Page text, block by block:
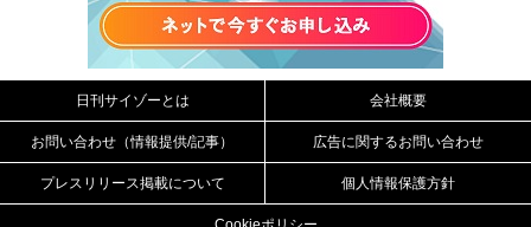
日刊サイゾーとは 会社概要
お問い合わせ（情報提供/記事） 広告に関するお問い合わせ
プレスリリース掲載について 個人情報保護方針